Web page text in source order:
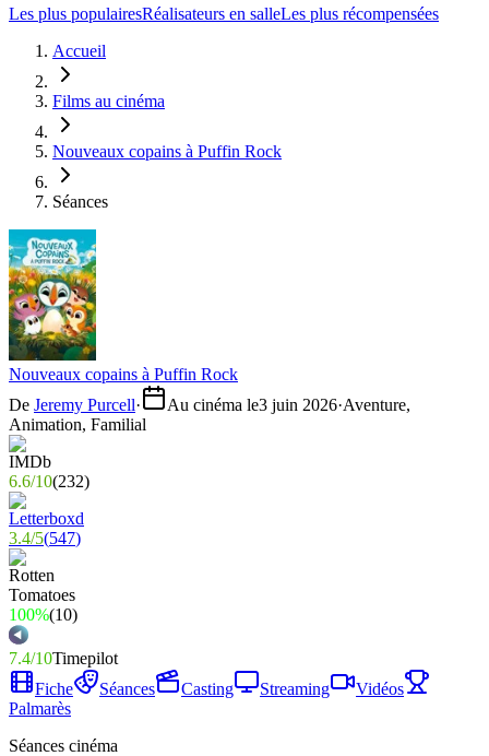
Les plus populairesRéalisateurs en salleLes plus récompensées
Accueil
Films au cinéma
Nouveaux copains à Puffin Rock
Séances
Nouveaux copains à Puffin Rock
De Jeremy Purcell· Au cinéma le3 juin 2026·Aventure,
Animation, Familial
6.6/10(232)
3.4/5(547)
100%(10)
7.4/10Timepilot
Fiche
Séances Casting Streaming
Vidéos
Palmarès
Séances cinéma